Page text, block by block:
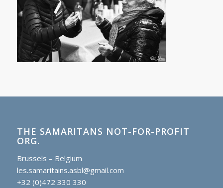
THE SAMARITANS NOT-FOR-PROFIT
ORG.
Brussels – Belgium
les.samaritains.asbl@gmail.com
+32 (0)472 330 330